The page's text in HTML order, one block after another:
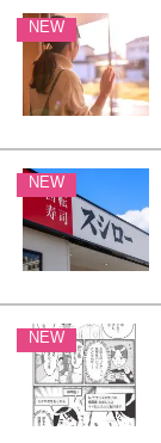
NEW
NEW
NEW